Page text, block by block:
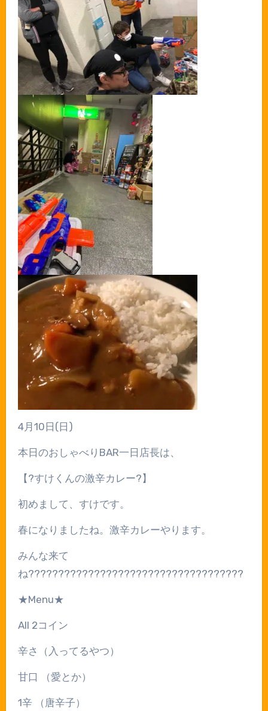
4月 10 日 ( 日 )
本日のおしゃべり BAR一日店長は、
【 ?すけくんの激辛カレー? 】
初めまして、すけです。
春になりましたね。激辛カレーやります。
みんな来て
ね????????????????????????????????????
★Menu★
All 2コイン
辛さ（入ってるやつ）
甘口 （愛とか）
1辛 （唐辛子）